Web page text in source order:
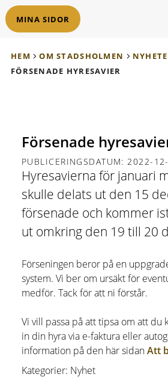
MINA SIDOR
HEM OM STADSHOLMEN
FÖRSENADE HYRESAVIER
Försenade
PUBLICERINGSDATUM: 2022-
Hyresavierna för januari
skulle delats ut den 15
försenade och kommer
ut omkring den 19 till 20
Förseningen beror på en
system. Vi ber om ursäkt för
medför. Tack för att ni förstår.
Vi vill passa på att tipsa om att du
in din hyra via e-faktura eller
information på den här sidanAtt
Kategorier: Nyhet